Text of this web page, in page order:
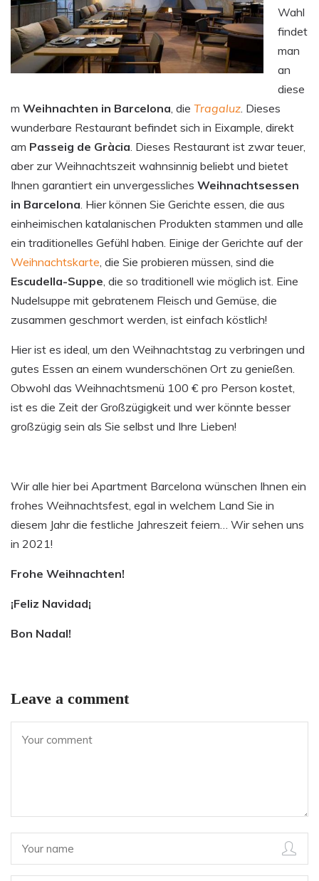
Wahl
findet
man
an
diese
m Weihnachten in Barcelona, die Tragaluz. Dieses
wunderbare Restaurant befindet sich in Eixample, direkt
am Passeig de Gràcia. Dieses Restaurant ist zwar teuer,
aber zur Weihnachtszeit wahnsinnig beliebt und bietet
Ihnen garantiert ein unvergessliches Weihnachtsessen
in Barcelona. Hier können Sie Gerichte essen, die aus
einheimischen katalanischen Produkten stammen und alle
ein traditionelles Gefühl haben. Einige der Gerichte auf der
Weihnachtskarte, die Sie probieren müssen, sind die
Escudella-Suppe, die so traditionell wie möglich ist. Eine
Nudelsuppe mit gebratenem Fleisch und Gemüse, die
zusammen geschmort werden, ist einfach köstlich!
Hier ist es ideal, um den Weihnachtstag zu verbringen und
gutes Essen an einem wunderschönen Ort zu genießen.
Obwohl das Weihnachtsmenü 100 € pro Person kostet,
ist es die Zeit der Großzügigkeit und wer könnte besser
großzügig sein als Sie selbst und Ihre Lieben!
Wir alle hier bei Apartment Barcelona wünschen Ihnen ein
frohes Weihnachtsfest, egal in welchem Land Sie in
diesem Jahr die festliche Jahreszeit feiern… Wir sehen uns
in 2021!
Frohe Weihnachten!
¡Feliz Navidad¡
Bon Nadal!
Leave a comment